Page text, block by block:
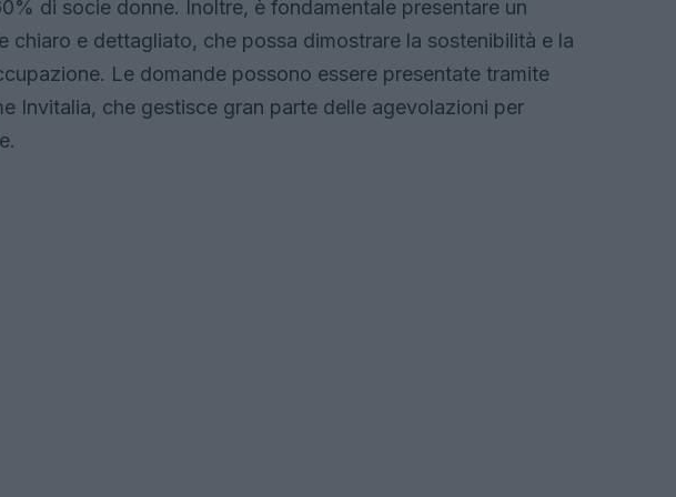
di socie donne. Inoltre, è fondamentale presentare un
chiaro e dettagliato, che possa dimostrare la sostenibilità e la
Le domande possono essere presentate tramite
Invitalia, che gestisce gran parte delle agevolazioni per